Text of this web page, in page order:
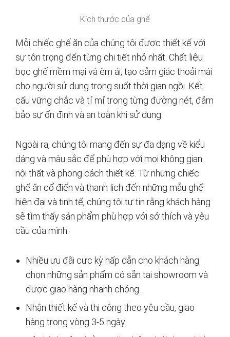
Kích thước của ghế
Mỗi chiếc ghế ăn của chúng tôi được thiết kế với
sự tôn trọng đến từng chi tiết nhỏ nhất. Chất liệu
bọc ghế mềm mại và êm ái, tạo cảm giác thoải mái
cho người sử dụng trong suốt thời gian ngồi. Kết
cấu vững chắc và tỉ mỉ trong từng đường nét, đảm
bảo sự ổn định và an toàn khi sử dụng.
Ngoài ra, chúng tôi mang đến sự đa dạng về kiểu
dáng và màu sắc để phù hợp với mọi không gian
nội thất và phong cách thiết kế. Từ những chiếc
ghế ăn cổ điển và thanh lịch đến những mẫu ghế
hiện đại và tinh tế, chúng tôi tự tin rằng khách hàng
sẽ tìm thấy sản phẩm phù hợp với sở thích và yêu
cầu của mình.
Nhiều ưu đãi cực kỳ hấp dẫn cho khách hàng
chọn những sản phẩm có sẵn tại showroom và
được giao hàng nhanh chóng.
Nhận thiết kế và thi công theo yêu cầu, giao
hàng trong vòng 3-5 ngày.